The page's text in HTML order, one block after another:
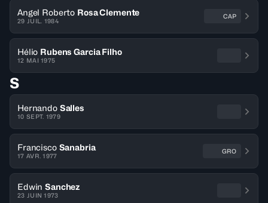
Angel Roberto Rosa Clemente
29 JUIL. 1984
CAP
Hélio Rubens Garcia Filho
12 MAI 1975
S
Hernando Salles
10 SEPT. 1979
Francisco Sanabria
17 AVR. 1977
GRO
Edwin Sanchez
23 JUIN 1973